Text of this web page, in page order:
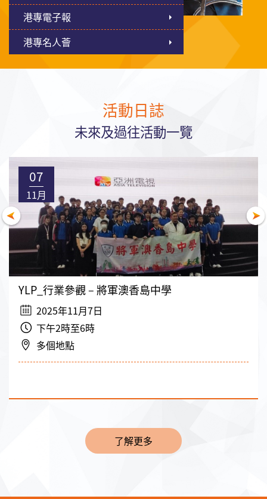
港專電子報
港專名人薈
活動日誌
未來及過往活動一覽
07
11月
YLP_行業參觀 – 將軍澳香島中學
2025年11月7日
下午2時至6時
多個地點
了解更多